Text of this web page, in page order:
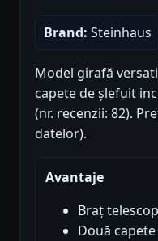
Brand: Steinhaus
Model girafă
capete de șlefuit
(nr. recenzii: 82).
datelor).
Avantaje
Braț
Două